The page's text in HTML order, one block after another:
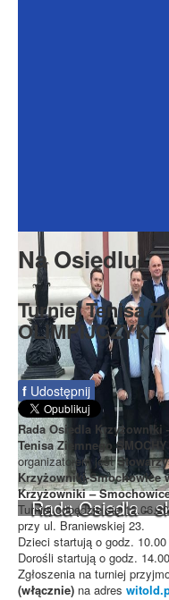
Rada Seniorów
Rada Osiedla -
Na Osiedlu
Turniej Tenisa
OLIMPIJCZYK
f Udostępnij
Rada Osiedla Krzyżowniki
Tenisa Ziemnego
organizatorem jest
Krzyżowniki-Smochowice
Krzyżowniki –
Turniej odbędzie się
przy ul. Braniewskiej 23.
Dzieci startują o godz. 10.00
Dorośli startują o godz. 14.00
Zgłoszenia na turniej
(włącznie) na adres